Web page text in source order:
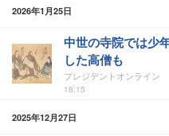
2026年1月25日
中世の寺院では少
した高僧も
プレジデントオンライン
18:15
2025年12月27日